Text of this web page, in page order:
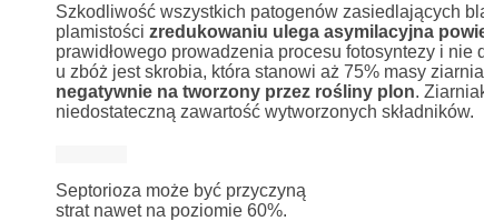
Szkodliwość wszystkich patogenów zasiedlających
plamistości zredukowaniu ulega asymilacyjna
prawidłowego prowadzenia procesu fotosyntezy i
u zbóż jest skrobia, która stanowi aż 75% masy
negatywnie na tworzony przez rośliny plon.
niedostateczną zawartość wytworzonych składników.
Septorioza może być przyczyną
strat nawet na poziomie 60%.